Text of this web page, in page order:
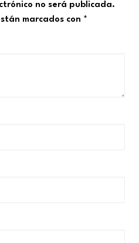
no será publicada.
marcados con *